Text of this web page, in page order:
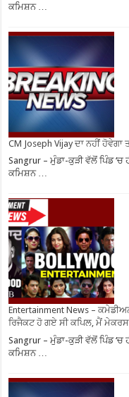
ਕਮਿਸ਼ਨ …
CM Joseph Vijay ਦਾ ਨਹੀਂ ਹੋਵੇਗਾ
Sangrur – ਮੁੰਡਾ-ਕੁੜੀ ਵੱਲੋਂ ਪਿੰਡ ‘ਚ
ਕਮਿਸ਼ਨ …
Entertainment News –
ਰਿਜੈਕਟ ਹੋ ਗਏ ਸੀ ਕਪਿਲ, ਮੈਂ
Sangrur – ਮੁੰਡਾ-ਕੁੜੀ ਵੱਲੋਂ ਪਿੰਡ ‘ਚ
ਕਮਿਸ਼ਨ …